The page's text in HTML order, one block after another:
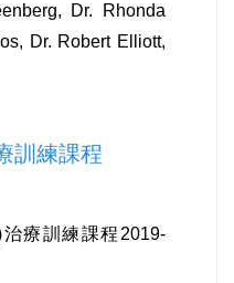
Dr. Rhonda
Dr. Robert Elliott,
訓練課程
療訓練課程2019-